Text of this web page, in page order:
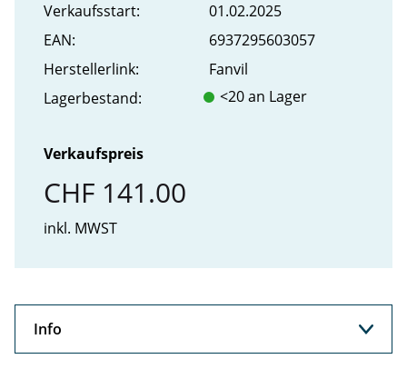
Verkaufs­start:
01.02.2025
EAN:
6937295603057
Hersteller­link:
Fanvil
Lager­bestand:
<20 an Lager
Verkaufspreis
CHF 141.00
inkl. MWST
Info